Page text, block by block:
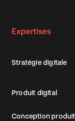
Expertises
Stratégie digitale
Produit digital
Conception produit